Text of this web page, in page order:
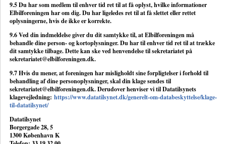
9.5 Du har som medlem til enhver tid ret til at få oplyst, hvilke informationer
Elbilforeningen har om dig. Du har ligeledes ret til at få slettet eller rettet
oplysningerne, hvis de ikke er korrekte.
9.6 Ved din indmeldelse giver du dit samtykke til, at Elbilforeningen må
behandle dine person- og kortoplysninger. Du har til enhver tid ret til at trække
dit samtykke tilbage. Dette kan ske ved henvendelse til sekretariatet på
sekretariatet@elbilforeningen.dk.
9.7 Hvis du mener, at foreningen har misligholdt sine forpligtelser i forhold til
behandling af dine personoplysninger, skal din klage sendes til
sekretariatet@elbilforeningen.dk. Derudover henviser vi til Datatilsynets
klagevejledning: https://www.datatilsynet.dk/generelt-om-databeskyttelse/klage-
til-datatilsynet/
Datatilsynet
Borgergade 28, 5
1300 København K